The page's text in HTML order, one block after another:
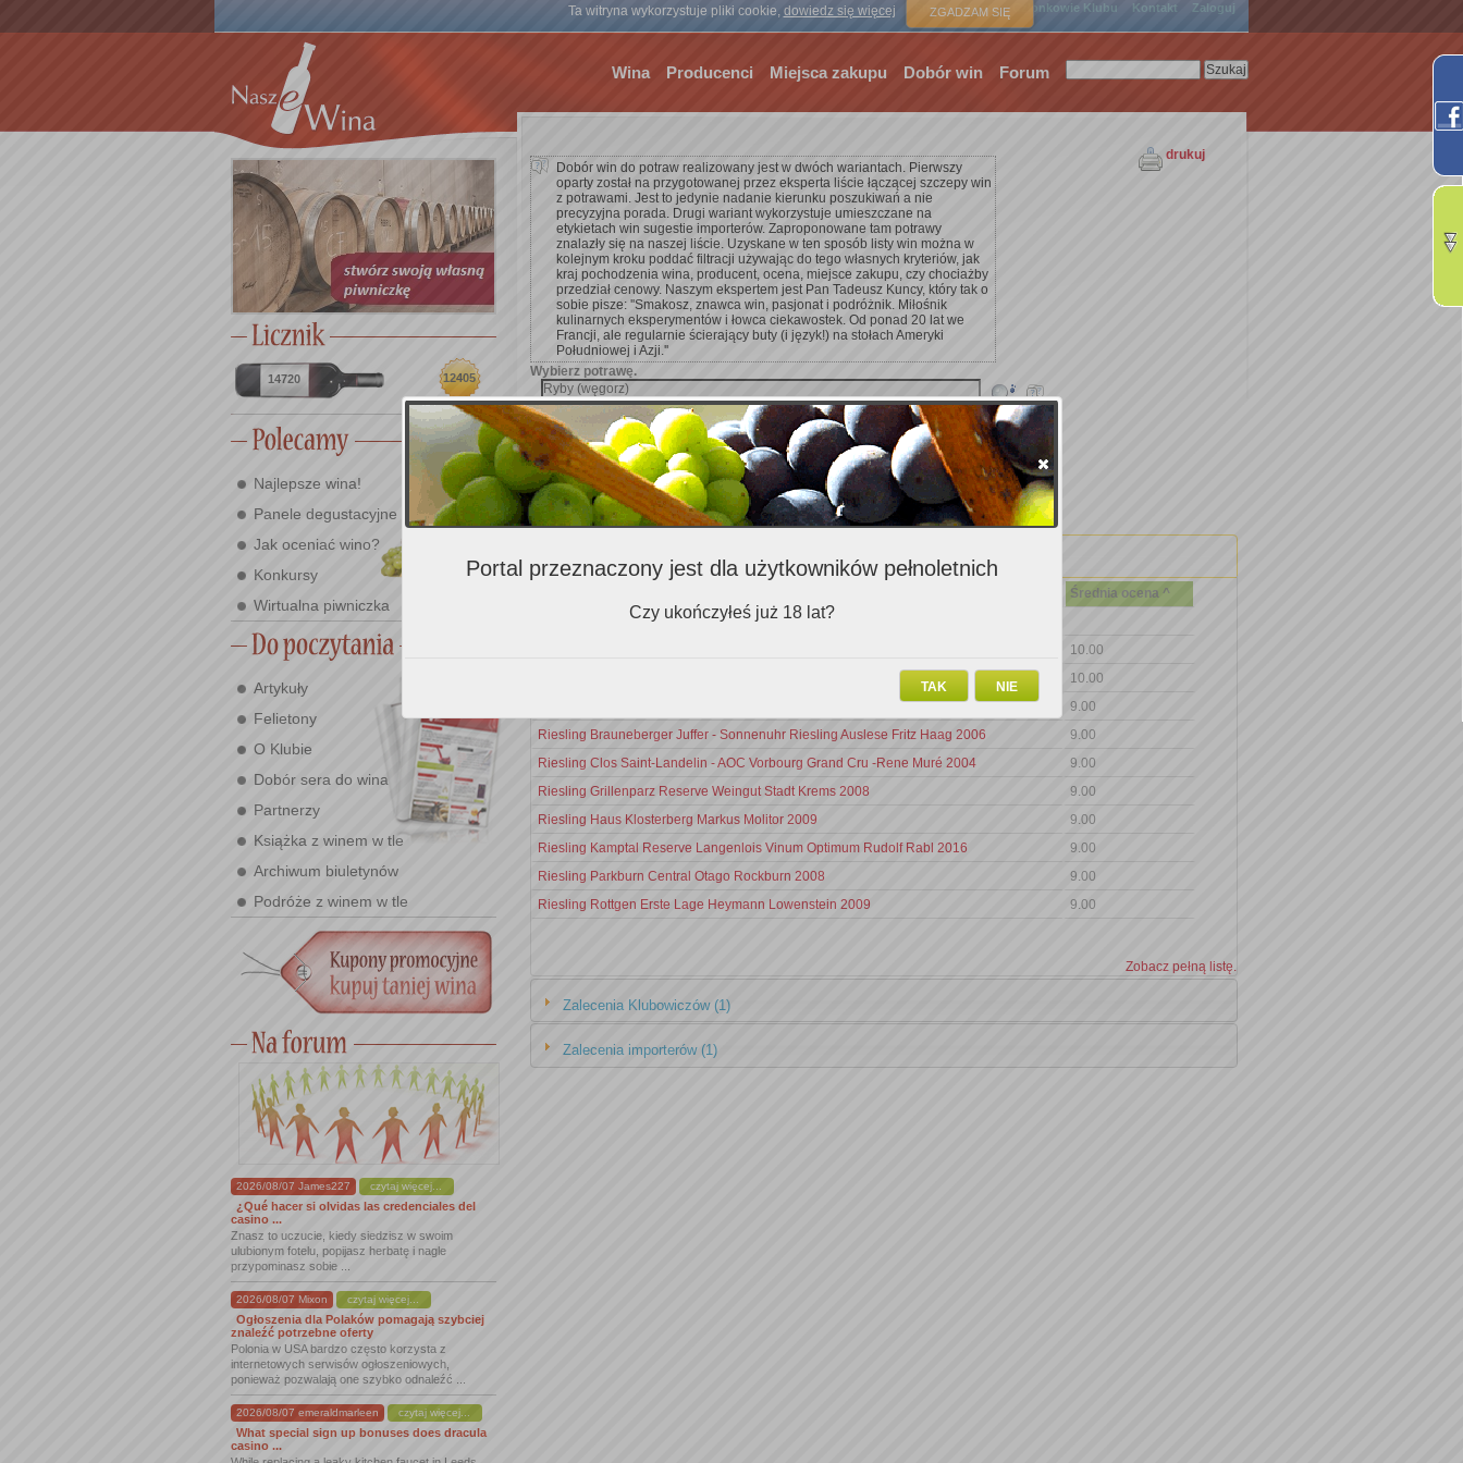
Ta witryna wykorzystuje pliki cookie, dowiedz się więcej ZGADZAM SIĘ
Strona główna Członkowie Klubu Kontakt Zaloguj
Wina Producenci Miejsca zakupu Dobór win Forum
14720 12405
Najlepsze wina!
Panele degustacyjne
Jak oceniać wino?
Konkursy
Wirtualna piwniczka
Artykuły
Felietony
O Klubie
Dobór sera do wina
Partnerzy
Książka z winem w tle
Archiwum biuletynów
Podróże z winem w tle
2026/08/07 James227 czytaj więcej...
¿Qué hacer si olvidas las credenciales del
casino ...
Znasz to uczucie, kiedy siedzisz w swoim
ulubionym fotelu, popijasz herbatę i nagle
przypominasz sobie ...
2026/08/07 Mixon czytaj więcej...
Ogłoszenia dla Polaków pomagają szybciej
znaleźć potrzebne oferty
Polonia w USA bardzo często korzysta z
internetowych serwisów ogłoszeniowych,
ponieważ pozwalają one szybko odnaleźć ...
2026/08/07 emeraldmarleen czytaj więcej...
What special sign up bonuses does dracula
casino ...
drukuj
Dobór win do potraw realizowany jest w dwóch wariantach. Pierwszy
oparty został na przygotowanej przez eksperta liście łączącej szczepy win
z potrawami. Jest to jedynie nadanie kierunku poszukiwań a nie
precyzyjna porada. Drugi wariant wykorzystuje umieszczane na
etykietach win sugestie importerów. Zaproponowane tam potrawy
znalazły się na naszej liście. Uzyskane w ten sposób listy win można w
kolejnym kroku poddać filtracji używając do tego własnych kryteriów, jak
kraj pochodzenia wina, producent, ocena, miejsce zakupu, czy chociażby
przedział cenowy. Naszym ekspertem jest Pan Tadeusz Kuncy, który tak o
sobie pisze: ''Smakosz, znawca win, pasjonat i podróżnik. Miłośnik
kulinarnych eksperymentów i łowca ciekawostek. Od ponad 20 lat we
Francji, ale regularnie ścierający buty (i język!) na stołach Ameryki
Południowej i Azji.''
Wybierz potrawę.
Dodaj kryterium wyszukiwania.
Zalecenia ekspertów (972)
Średnia ocena ^
10.00
10.00
9.00
Riesling Brauneberger Juffer - Sonnenuhr Riesling Auslese Fritz Haag 2006
9.00
Riesling Clos Saint-Landelin - AOC Vorbourg Grand Cru -Rene Muré 2004
9.00
Riesling Grillenparz Reserve Weingut Stadt Krems 2008
9.00
Riesling Haus Klosterberg Markus Molitor 2009
9.00
Riesling Kamptal Reserve Langenlois Vinum Optimum Rudolf Rabl 2016
9.00
Riesling Parkburn Central Otago Rockburn 2008
9.00
Riesling Rottgen Erste Lage Heymann Lowenstein 2009
9.00
Zobacz pełną listę.
Zalecenia Klubowiczów (1)
Zalecenia importerów (1)
Portal przeznaczony jest dla użytkowników pełnoletnich
Czy ukończyłeś już 18 lat?
NIE
TAK